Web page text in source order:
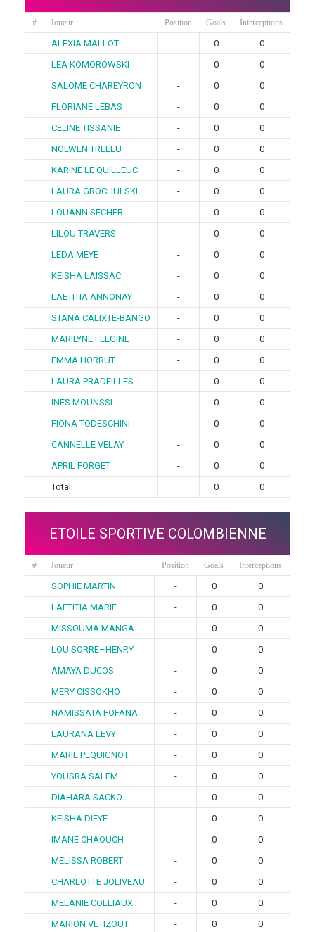
# Joueur Position Goals Interceptions
ALEXIA MALLOT - 0
0
LEA KOMOROWSKI
- 0
0
SALOME CHAREYRON
- 0
0
FLORIANE LEBAS
- 0
0
CELINE TISSANIE
- 0
0
NOLWEN TRELLU
- 0
0
KARINE LE QUILLEUC
- 0
0
LAURA GROCHULSKI
- 0
0
LOUANN SECHER
- 0
0
LILOU TRAVERS
- 0
0
LEDA MEYE
- 0
0
KEISHA LAISSAC
- 0
0
LAETITIA ANNONAY
- 0
0
STANA CALIXTE-BANGO
- 0
0
MARILYNE FELGINE
- 0
0
EMMA HORRUT
- 0
0
LAURA PRADEILLES
- 0
0
INES MOUNSSI
- 0
0
FIONA TODESCHINI
- 0
0
CANNELLE VELAY
- 0
0
APRIL FORGET
- 0
0
Total
0 0
ETOILE SPORTIVE COLOMBIENNE
# Joueur Position Goals Interceptions
SOPHIE MARTIN - 0
0
LAETITIA MARIE
- 0
0
MISSOUMA MANGA
- 0
0
LOU SORRE–HENRY
- 0
0
AMAYA DUCOS
- 0
0
MERY CISSOKHO
- 0
0
NAMISSATA FOFANA
- 0
0
LAURANA LEVY
- 0
0
MARIE PEQUIGNOT
- 0
0
YOUSRA SALEM
- 0
0
DIAHARA SACKO
- 0
0
KEISHA DIEYE
- 0
0
IMANE CHAOUCH
- 0
0
MELISSA ROBERT
- 0
0
CHARLOTTE JOLIVEAU
- 0
0
MELANIE COLLIAUX
- 0
0
MARION VETIZOUT
- 0
0